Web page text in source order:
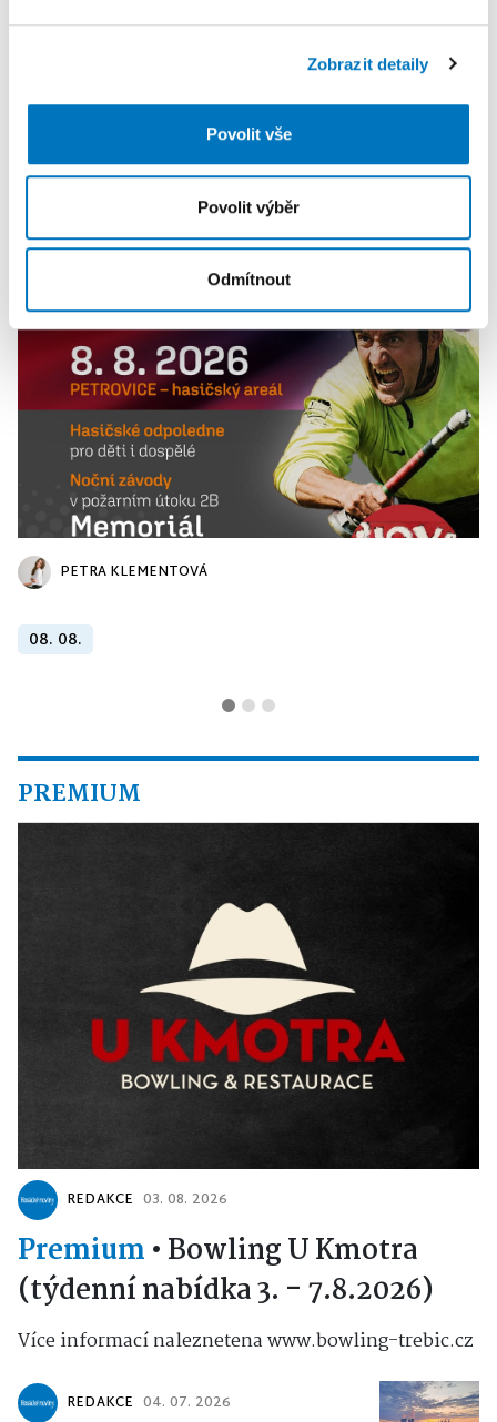
sdílíme se svými partnery pro sociální média, inzerci a
získali v důsledku toho, že používáte jejich služby.
Zobrazit detaily
Povolit vše
Povolit výběr
Odmítnout
08. 08.
PETRA KLEMENTOVÁ
08. 08.
PREMIUM
REDAKCE 03. 08. 2026
Premium • Bowling U Kmotra
(týdenní nabídka 3. - 7.8.2026)
Více informací naleznetena www.bowling-trebic.cz
REDAKCE 04. 07. 2026